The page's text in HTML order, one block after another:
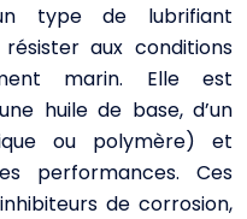
type de lubrifiant
aux conditions
marin. Elle est
huile de base, d’un
ou polymère) et
performances. Ces
de corrosion,